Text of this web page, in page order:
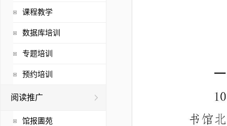
课程教学
数据库培训
专题培训
预约培训
阅读推广
馆报圕苑